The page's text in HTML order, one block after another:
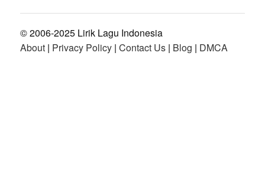
© 2006-2025 Lirik Lagu Indonesia
About| Privacy Policy| Contact Us| Blog | DMCA